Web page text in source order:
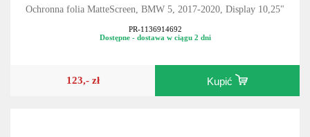
Ochronna folia MatteScreen, BMW 5, 2017-2020, Display 10,25"
PR-1136914692
Dostępne - dostawa w ciągu 2 dni
123,- zł Kupić